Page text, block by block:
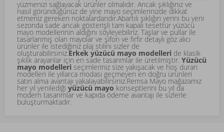
yüzmenizi sağlayacak ürünler olmalıdır. Ancak şıklığınız ve
nasıl göründüğünüz de yine mayo seçimlerinizde dikkat
etmeniz gereken noktalardandır.Abartılı şıklığın yerini bu yeni
sezonda sade ancak gösterişli tam kapalı tesettür yüzücü
mayo modellerinin aldığını söyleyebiliriz. Taşlar ve pullar ile
tasarlanmış olan mayolar ve şifon ve fırfır detaylı göz alıcı
ürünler ile istediğiniz plaj stilini sizler de
oluşturabilirsiniz.Erkek yüzücü mayo modelleri de klasik
şıklık arayanlar için en sade tasarımlar ile üretilmiştir. Yüzücü
mayo modelleri seçimleriniz size yakışacak ve hoş duran
modelleri ile yıllarca modası geçmeyen en doğru ürünleri
satın alma avantajı yakalayabilirsiniz.Remsa Mayo mağazamız
her yıl yenilediği yüzücü mayo konseptlerini bu yıl da
modern tasarımlar ve kapıda ödeme avantajı ile sizlerle
buluşturmaktadır.